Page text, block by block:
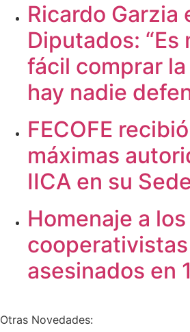
Ricardo Garzia
Diputados: “Es
fácil comprar
hay nadie
FECOFE
máximas
IICA en su
Homenaje a los
cooperativistas
asesinados en
Otras Novedades: